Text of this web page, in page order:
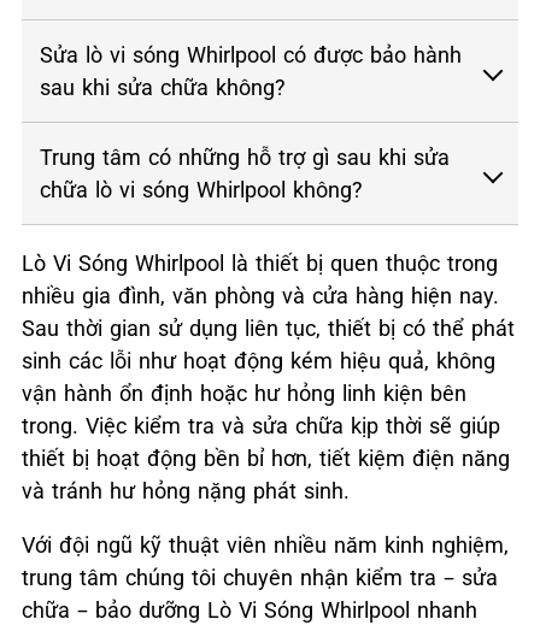
Sửa lò vi sóng Whirlpool có được bảo hành
sau khi sửa chữa không?
Trung tâm có những hỗ trợ gì sau khi sửa
chữa lò vi sóng Whirlpool không?
Lò Vi Sóng Whirlpool là thiết bị quen thuộc trong
nhiều gia đình, văn phòng và cửa hàng hiện nay.
Sau thời gian sử dụng liên tục, thiết bị có thể phát
sinh các lỗi như hoạt động kém hiệu quả, không
vận hành ổn định hoặc hư hỏng linh kiện bên
trong. Việc kiểm tra và sửa chữa kịp thời sẽ giúp
thiết bị hoạt động bền bỉ hơn, tiết kiệm điện năng
và tránh hư hỏng nặng phát sinh.
Với đội ngũ kỹ thuật viên nhiều năm kinh nghiệm,
trung tâm chúng tôi chuyên nhận kiểm tra – sửa
chữa – bảo dưỡng Lò Vi Sóng Whirlpool nhanh